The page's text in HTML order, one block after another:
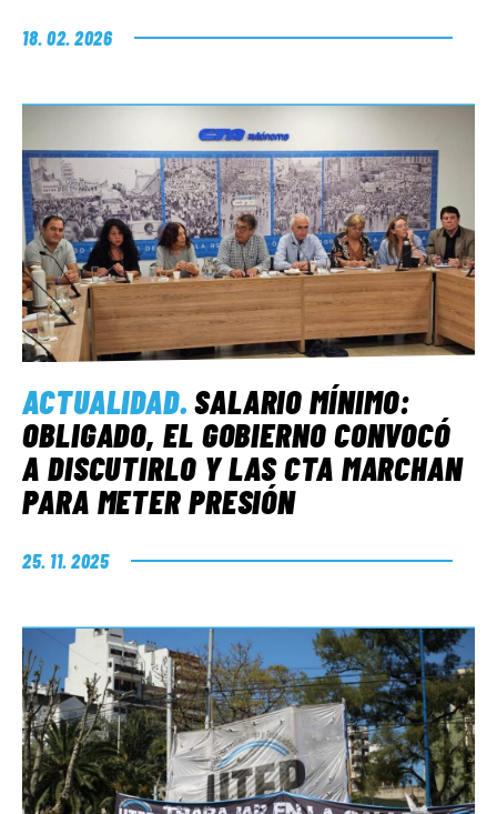
18. 02. 2026
ACTUALIDAD.SALARIO MÍNIMO:
OBLIGADO, EL GOBIERNO CONVOCÓ
A DISCUTIRLO Y LAS CTA MARCHAN
PARA METER PRESIÓN
25. 11. 2025